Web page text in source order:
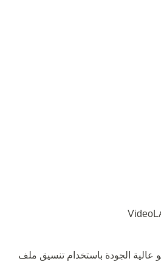
عالية الجودة باستخدام تنسيق ملف